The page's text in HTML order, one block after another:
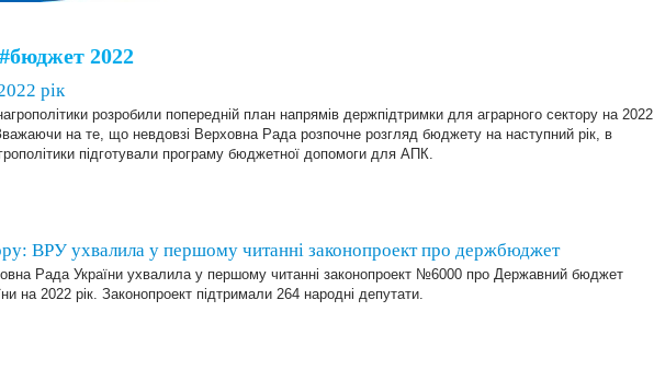
2022
рік
розробили попередній план напрямів держпідтримки для аграрного сектору на 2022
на те, що невдовзі Верховна Рада розпочне розгляд бюджету на наступний рік, в
підготували програму бюджетної допомоги для АПК.
ВРУ ухвалила у першому читанні законопроект про держбюджет
Рада України ухвалила у першому читанні законопроект №6000 про Державний бюджет
на 2022 рік. Законопроект підтримали 264 народні депутати.